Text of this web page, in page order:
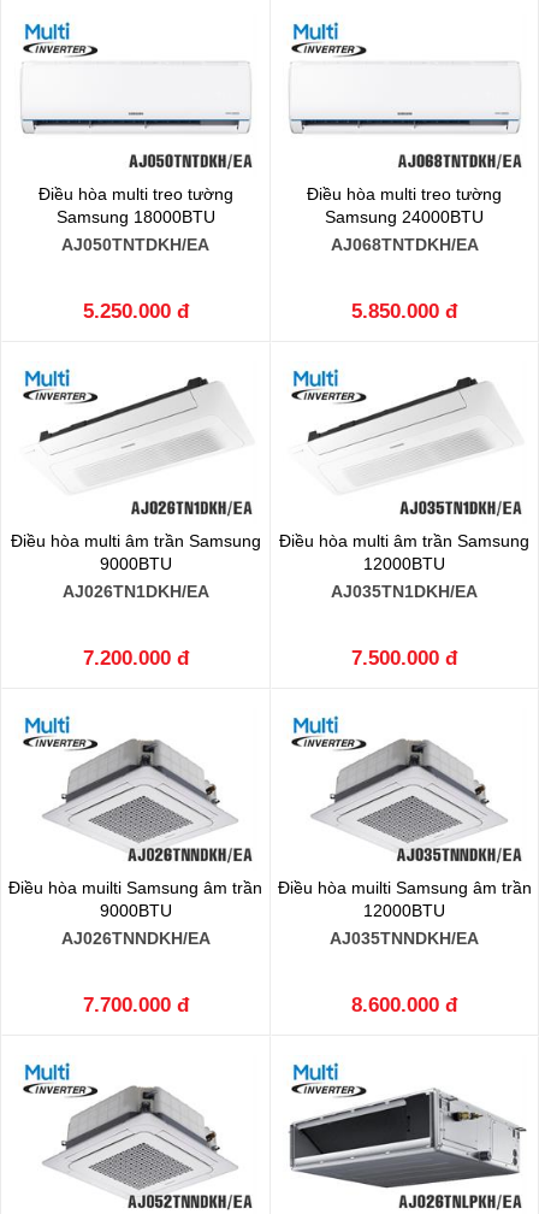
Điều hòa multi treo tường
Samsung 18000BTU
AJ050TNTDKH/EA
5.250.000 đ
Điều hòa multi treo tường
Samsung 24000BTU
AJ068TNTDKH/EA
5.850.000 đ
Điều hòa multi âm trần Samsung
9000BTU
AJ026TN1DKH/EA
7.200.000 đ
Điều hòa multi âm trần Samsung
12000BTU
AJ035TN1DKH/EA
7.500.000 đ
Điều hòa muilti Samsung âm trần
9000BTU
AJ026TNNDKH/EA
7.700.000 đ
Điều hòa muilti Samsung âm trần
12000BTU
AJ035TNNDKH/EA
8.600.000 đ